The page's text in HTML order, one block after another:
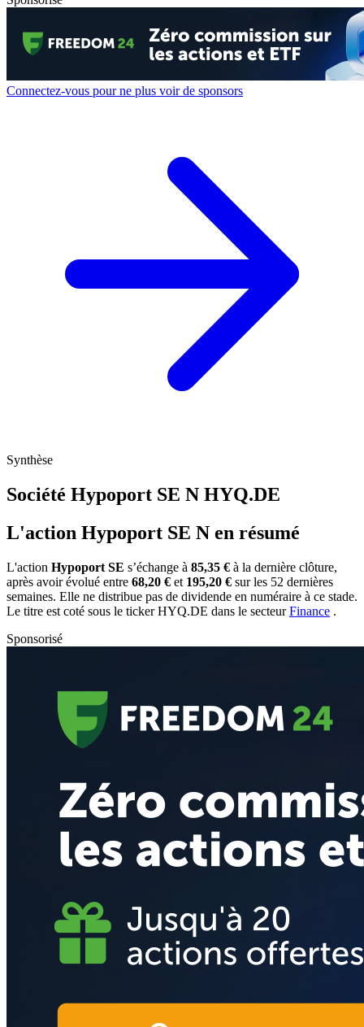
Connectez-vous pour ne plus voir de sponsors
Synthèse
Société Hypoport SE N HYQ.DE
L'action Hypoport SE N en résumé
L'action Hypoport SE s’échange à 85,35 € à la dernière clôture,
après avoir évolué entre 68,20 € et 195,20 € sur les 52 dernières
semaines. Elle ne distribue pas de dividende en numéraire à ce stade.
Le titre est coté sous le tickerHYQ.DE dans le secteurFinance .
Sponsorisé